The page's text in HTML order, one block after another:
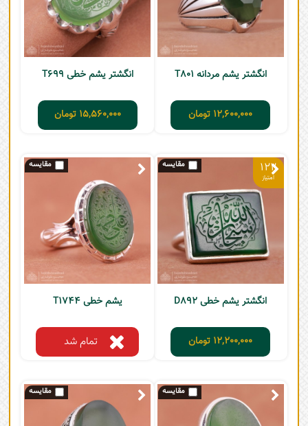
انگشتر یشم مردانه T801
12,600,000 تومان
انگشتر یشم خطی T699
15,560,000 تومان
122
انگشتر یشم خطی D892
12,200,000 تومان
یشم خطی T1744
تمام شد